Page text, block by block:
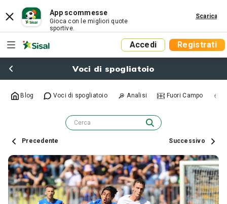
App scommesse
Gioca con le migliori quote
sportive.
Scarica
Accedi Registrati
Voci di spogliatoio
Blog Voci di spogliatoio Analisi Fuori Campo
Precedente Successivo